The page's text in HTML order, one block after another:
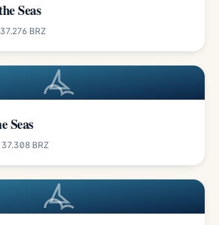
Seas
BRZ
Seas
BRZ